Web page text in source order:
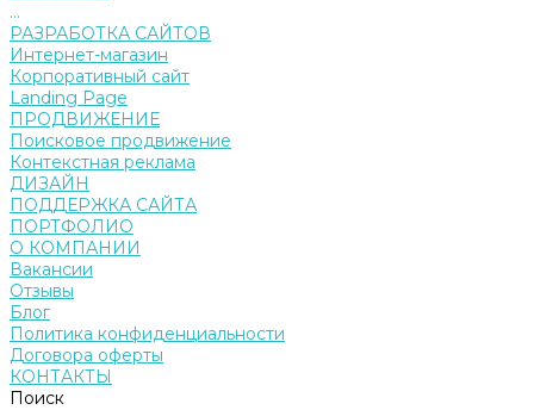
...
РАЗРАБОТКА САЙТОВ
Интернет-магазин
Корпоративный сайт
Landing Page
ПРОДВИЖЕНИЕ
Поисковое продвижение
Контекстная реклама
ДИЗАЙН
ПОДДЕРЖКА САЙТА
ПОРТФОЛИО
О КОМПАНИИ
Вакансии
Отзывы
Блог
Политика конфиденциальности
Договора оферты
КОНТАКТЫ
Поиск